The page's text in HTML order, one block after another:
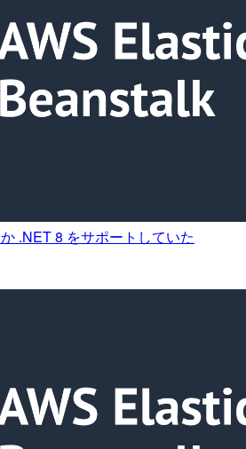
.NET 8 をサポートしていた